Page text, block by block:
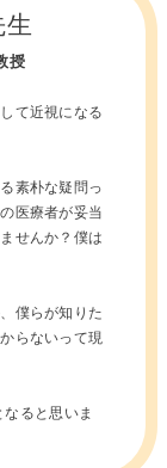
授
て近視になる
素朴な疑問っ
医療者が妥当
せんか？僕は
僕らが知りた
らないって現
ると思いま